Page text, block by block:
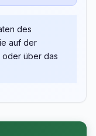
des
auf der
oder über das